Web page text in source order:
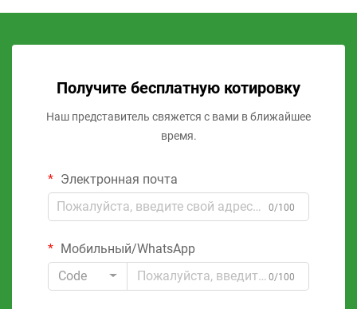
Получите бесплатную котировку
Наш представитель свяжется с вами в ближайшее
время.
Электронная почта
0/100
Мобильный/WhatsApp
Code
0/100